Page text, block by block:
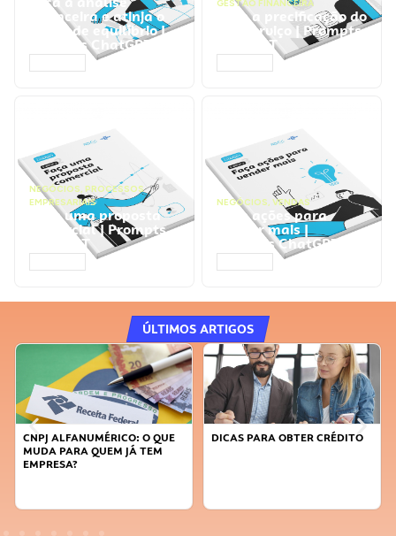
financeira e atinja o
ponto de equilíbrio |
Prompts ChatGPT
GESTÃO FINANCEIRA
Faça a precificação do
seu serviço | Prompts
ChatGPT
NEGÓCIOS, PROCESSOS
EMPRESARIAIS
Faça uma proposta
comercial | Prompts
ChatGPT
NEGÓCIOS, VENDAS
Faça ações para
vender mais |
Prompts ChatGPT
ÚLTIMOS ARTIGOS
CNPJ ALFANUMÉRICO: O QUE
MUDA PARA QUEM JÁ TEM
EMPRESA?
DICAS PARA OBTER CRÉDITO